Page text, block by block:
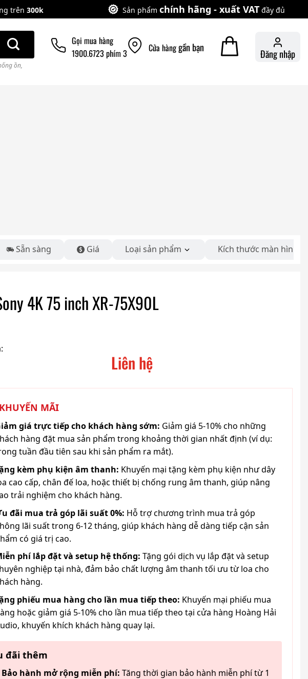
trên 300k Sản phẩm chính hãng - xuất VAT đầy đủ
ồn,
Gọi mua hàng
1900.6723 phím 3
Cửa hànggần bạn Đăng nhập
Sẵn sàng Giá Loại sản phẩm Kích thước màn hình
4K 75 inch XR-75X90L
Liên hệ
KHUYẾN MÃI
giá trực tiếp cho khách hàng sớm: Giảm giá 5-10% cho những
hàng đặt mua sản phẩm trong khoảng thời gian nhất định (ví dụ:
tuần đầu tiên sau khi sản phẩm ra mắt).
kèm phụ kiện âm thanh: Khuyến mại tặng kèm phụ kiện như dây
cao cấp, chân đế loa, hoặc thiết bị chống rung âm thanh, giúp nâng
trải nghiệm cho khách hàng.
đãi mua trả góp lãi suất 0%: Hỗ trợ chương trình mua trả góp
lãi suất trong 6-12 tháng, giúp khách hàng dễ dàng tiếp cận sản
có giá trị cao.
phí lắp đặt và setup hệ thống: Tặng gói dịch vụ lắp đặt và setup
nghiệp tại nhà, đảm bảo chất lượng âm thanh tối ưu từ loa cho
hàng.
phiếu mua hàng cho lần mua tiếp theo: Khuyến mại phiếu mua
hoặc giảm giá 5-10% cho lần mua tiếp theo tại cửa hàng Hoàng Hải
khuyến khích khách hàng quay lại.
đãi thêm
Bảo hành mở rộng miễn phí: Tăng thời gian bảo hành miễn phí từ 1